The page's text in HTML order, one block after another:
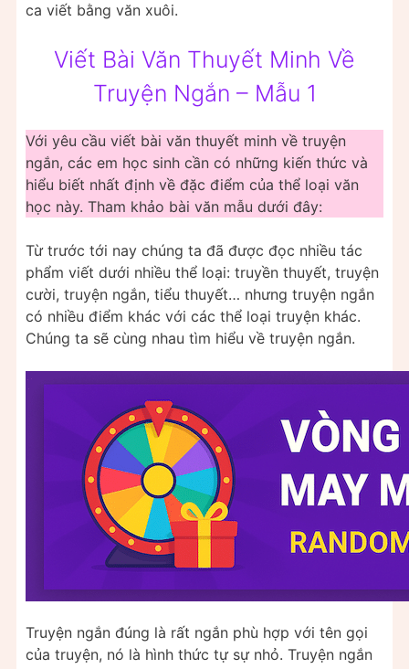
ca viết bằng văn xuôi.
Viết Bài Văn Thuyết Minh Về
Truyện Ngắn – Mẫu 1
Với yêu cầu viết bài văn thuyết minh về truyện
ngắn, các em học sinh cần có những kiến thức và
hiểu biết nhất định về đặc điểm của thể loại văn
học này. Tham khảo bài văn mẫu dưới đây:
Từ trước tới nay chúng ta đã được đọc nhiều tác
phẩm viết dưới nhiều thể loại: truyền thuyết, truyện
cười, truyện ngắn, tiểu thuyết… nhưng truyện ngắn
có nhiều điểm khác với các thể loại truyện khác.
Chúng ta sẽ cùng nhau tìm hiểu về truyện ngắn.
Truyện ngắn đúng là rất ngắn phù hợp với tên gọi
của truyện, nó là hình thức tự sự nhỏ. Truyện ngắn